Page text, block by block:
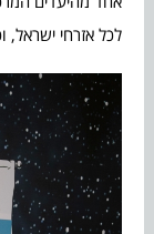
לכל אזרחי